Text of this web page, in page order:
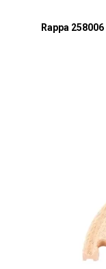
Rappa